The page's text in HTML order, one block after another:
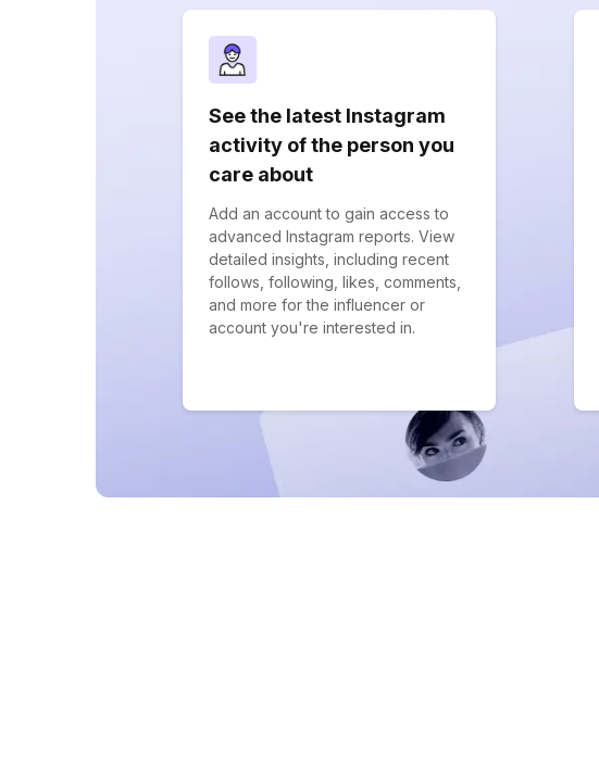
See the latest Instagram
activity of the person you
care about
Add an account to gain access to
advanced Instagram reports. View
detailed insights, including recent
follows, following, likes, comments,
and more for the influencer or
account you're interested in.